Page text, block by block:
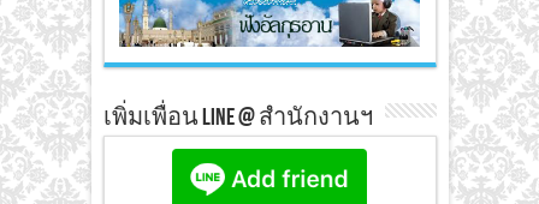
เพิ่มเพื่อน line @ สำนักงานฯ